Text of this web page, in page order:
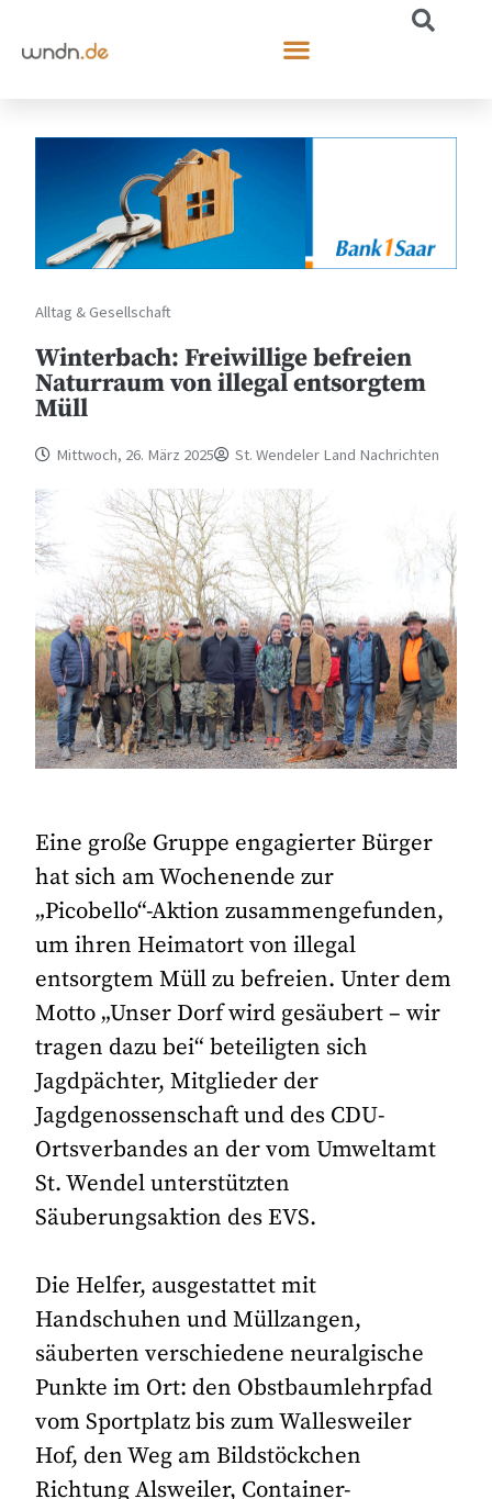
Alltag & Gesellschaft
Winterbach: Freiwillige befreien
Naturraum von illegal entsorgtem
Müll
Mittwoch, 26. März 2025 St. Wendeler Land Nachrichten
Eine große Gruppe engagierter Bürger
hat sich am Wochenende zur
„Picobello“-Aktion zusammengefunden,
um ihren Heimatort von illegal
entsorgtem Müll zu befreien. Unter dem
Motto „Unser Dorf wird gesäubert – wir
tragen dazu bei“ beteiligten sich
Jagdpächter, Mitglieder der
Jagdgenossenschaft und des CDU-
Ortsverbandes an der vom Umweltamt
St. Wendel unterstützten
Säuberungsaktion des EVS.
Die Helfer, ausgestattet mit
Handschuhen und Müllzangen,
säuberten verschiedene neuralgische
Punkte im Ort: den Obstbaumlehrpfad
vom Sportplatz bis zum Wallesweiler
Hof, den Weg am Bildstöckchen
Richtung Alsweiler, Container-